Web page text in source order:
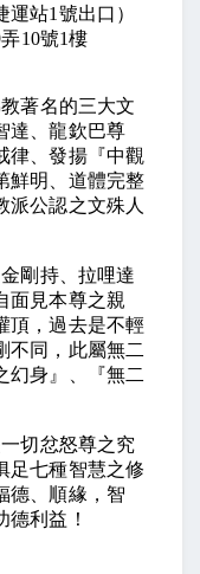
站1號出口）
10號1樓
著名的三大文
達、龍欽巴尊
律、發揚『中觀
鮮明、道體完整
派公認之文殊人
剛持、拉哩達
面見本尊之親
頂，過去是不輕
不同，此屬無二
幻身』、『無二
切忿怒尊之究
足七種智慧之修
德、順緣，智
利益！